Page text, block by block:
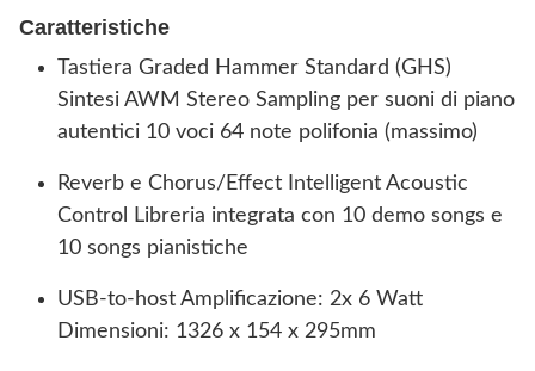
Caratteristiche
Tastiera Graded Hammer Standard (GHS)
Sintesi AWM Stereo Sampling per suoni di piano
autentici 10 voci 64 note polifonia (massimo)
Reverb e Chorus/Effect Intelligent Acoustic
Control Libreria integrata con 10 demo songs e
10 songs pianistiche
USB-to-host Amplificazione: 2x 6 Watt
Dimensioni: 1326 x 154 x 295mm